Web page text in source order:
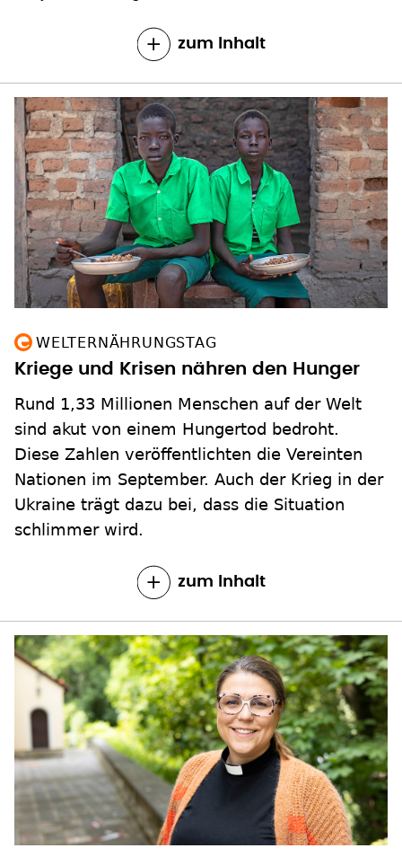
zum Inhalt
WELTERNÄHRUNGSTAG
Kriege und Krisen nähren den Hunger
Rund 1,33 Millionen Menschen auf der Welt
sind akut von einem Hungertod bedroht.
Diese Zahlen veröffentlichten die Vereinten
Nationen im September. Auch der Krieg in der
Ukraine trägt dazu bei, dass die Situation
schlimmer wird.
zum Inhalt